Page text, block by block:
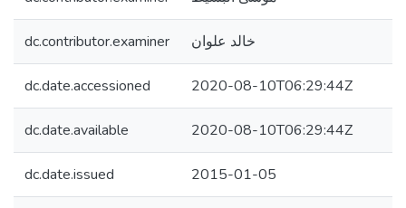
dc.contributor.examiner خالد علوان
dc.date.accessioned 2020-08-10T06:29:44Z
dc.date.available 2020-08-10T06:29:44Z
dc.date.issued 2015-01-05